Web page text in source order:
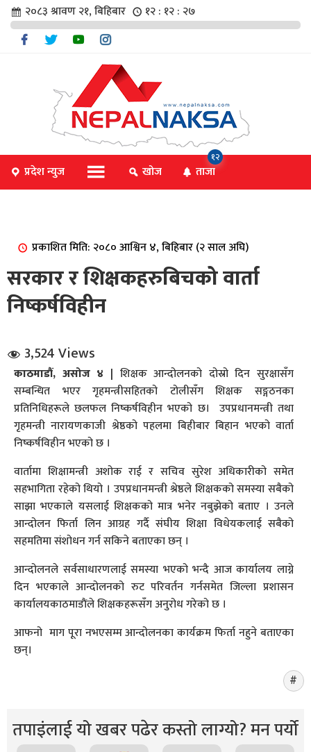
संवाद
२०८३ श्रावण २१, बिहिबार १२ : १२ : २८
प्रदेश न्युज खोज ताजा
१२
प्रकाशित मिति: २०८० आश्विन ४, बिहिबार (२ साल अघि)
सरकार र शिक्षकहरुबिचको वार्ता
निष्कर्षविहीन
3,524 Views
काठमाडौं, असोज ४ | शिक्षक आन्दोलनको दोस्रो दिन सुरक्षासँग
सम्बन्धित भएर गृहमन्त्रीसहितको टोलीसँग शिक्षक सङ्गठनका
प्रतिनिधिहरूले छलफल निष्कर्षविहीन भएको छ। उपप्रधानमन्त्री तथा
गृहमन्त्री नारायणकाजी श्रेष्ठको पहलमा बिहीबार बिहान भएको वार्ता
निष्कर्षविहीन भएको छ ।
वार्तामा शिक्षामन्त्री अशोक राई र सचिव सुरेश अधिकारीको समेत
सहभागिता रहेको थियो । उपप्रधानमन्त्री श्रेष्ठले शिक्षकको समस्या सबैको
साझा भएकाले यसलाई शिक्षकको मात्र भनेर नबुझेको बताए । उनले
आन्दोलन फिर्ता लिन आग्रह गर्दै संघीय शिक्षा विधेयकलाई सबैको
सहमतिमा संशोधन गर्न सकिने बताएका छन् ।
आन्दोलनले सर्वसाधारणलाई समस्या भएको भन्दै आज कार्यालय लाग्ने
दिन भएकाले आन्दोलनको रुट परिवर्तन गर्नसमेत जिल्ला प्रशासन
कार्यालयकाठमाडाैंले शिक्षकहरूसँग अनुरोध गरेको छ ।
आफनो माग पूरा नभएसम्म आन्दोलनका कार्यक्रम फिर्ता नहुने बताएका
छन्।
तपाइंलाई यो खबर पढेर कस्तो लाग्यो? मन पर्यो